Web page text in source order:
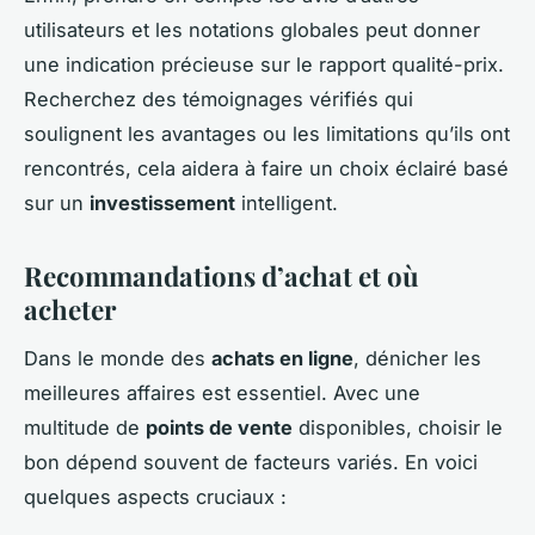
utilisateurs et les notations globales peut donner
une indication précieuse sur le rapport qualité-prix.
Recherchez des témoignages vérifiés qui
soulignent les avantages ou les limitations qu’ils ont
rencontrés, cela aidera à faire un choix éclairé basé
sur un investissement intelligent.
Recommandations d’achat et où
acheter
Dans le monde des achats en ligne, dénicher les
meilleures affaires est essentiel. Avec une
multitude de points de vente disponibles, choisir le
bon dépend souvent de facteurs variés. En voici
quelques aspects cruciaux :